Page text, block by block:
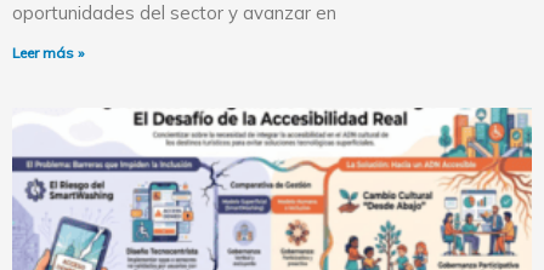
oportunidades del sector y avanzar en
Leer más »